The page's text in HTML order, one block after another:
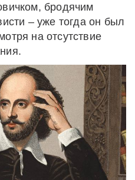
бродячим
– уже тогда он был
на отсутствие